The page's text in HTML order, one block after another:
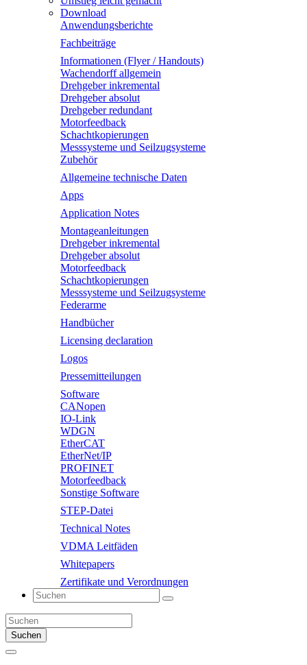
Download
Anwendungsberichte
Fachbeiträge
Informationen (Flyer / Handouts)
Wachendorff allgemein
Drehgeber inkremental
Drehgeber absolut
Drehgeber redundant
Motorfeedback
Schachtkopierungen
Messsysteme und Seilzugsysteme
Zubehör
Allgemeine technische Daten
Apps
Application Notes
Montageanleitungen
Drehgeber inkremental
Drehgeber absolut
Motorfeedback
Schachtkopierungen
Messsysteme und Seilzugsysteme
Federarme
Handbücher
Licensing declaration
Logos
Pressemitteilungen
Software
CANopen
IO-Link
WDGN
EtherCAT
EtherNet/IP
PROFINET
Motorfeedback
Sonstige Software
STEP-Datei
Technical Notes
VDMA Leitfäden
Whitepapers
Zertifikate und Verordnungen
Suchen